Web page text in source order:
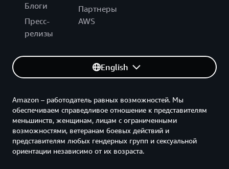
Блоги
Пресс-
релизы
Партнеры
AWS
English
Amazon – работодатель равных возможностей. Мы
обеспечиваем справедливое отношение к представителям
меньшинств, женщинам, лицам с ограниченными
возможностями, ветеранам боевых действий и
представителям любых гендерных групп и сексуальной
ориентации независимо от их возраста.